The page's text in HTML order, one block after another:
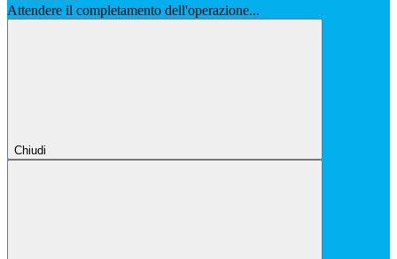
Attendere il completamento dell'operazione...
Chiudi